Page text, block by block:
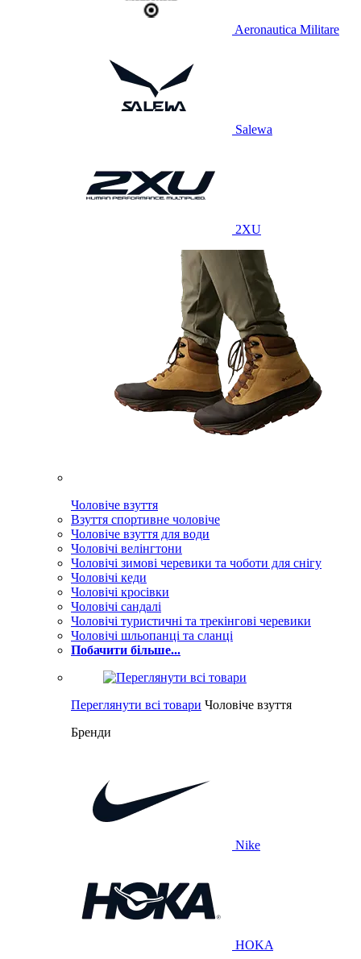
Aeronautica Militare
Salewa
2XU
Чоловіче взуття
Взуття спортивне чоловіче
Чоловіче взуття для води
Чоловічі велінгтони
Чоловічі зимові черевики та чоботи для снігу
Чоловічі кеди
Чоловічі кросівки
Чоловічі сандалі
Чоловічі туристичні та трекінгові черевики
Чоловічі шльопанці та сланці
Побачити більше...
Переглянути всі товари Чоловіче взуття
Бренди
Nike
HOKA